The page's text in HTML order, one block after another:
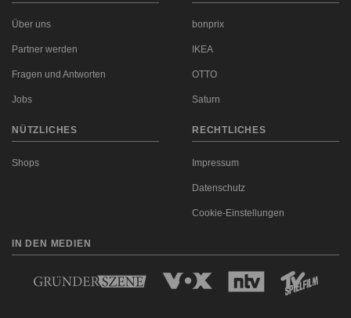
Über uns
Partner werden
Fragen und Antworten
Jobs
bonprix
IKEA
OTTO
Saturn
NÜTZLICHES
Shops
RECHTLICHES
Impressum
Datenschutz
Cookie-Einstellungen
IN DEN MEDIEN